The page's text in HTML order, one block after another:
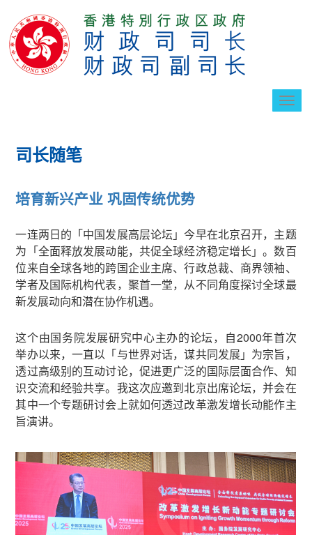
切
司长随笔
培育新兴产业 巩固传统优势
一连两日的「中国发展高层论坛」今早在北京召开，主题
为「全面释放发展动能，共促全球经济稳定增长」。数百
位来自全球各地的跨国企业主席、行政总裁、商界领袖、
学者及国际机构代表，聚首一堂，从不同角度探讨全球最
新发展动向和潜在协作机遇。
这个由国务院发展研究中心主办的论坛，自2000年首次
举办以来，一直以「与世界对话，谋共同发展」为宗旨，
透过高级别的互动讨论，促进更广泛的国际层面合作、知
识交流和经验共享。我这次应邀到北京出席论坛，并会在
其中一个专题研讨会上就如何透过改革激发增长动能作主
旨演讲。